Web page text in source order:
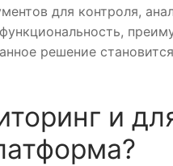
для контроля,
решение
и